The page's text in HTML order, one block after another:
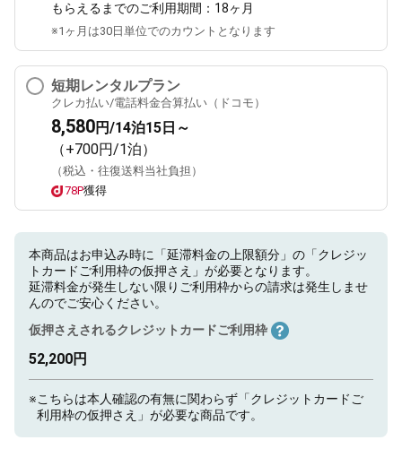
もらえるまでのご利用期間： 18ヶ月
※1ヶ月は30日単位でのカウントとなります
短期レンタルプラン
クレカ払い/電話料金合算払い（ドコモ）
8,580円/14泊15日～
（+700円/1泊）
（税込・往復送料当社負担）
78P獲得
本商品はお申込み時に「延滞料金の上限額分」の「クレジッ
トカードご利用枠の仮押さえ」が必要となります。
延滞料金が発生しない限りご利用枠からの請求は発生しませ
んのでご安心ください。
仮押さえされるクレジットカードご利用枠
52,200円
※こちらは本人確認の有無に関わらず「クレジットカードご
利用枠の仮押さえ」が必要な商品です。